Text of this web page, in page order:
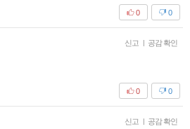
0
0
신고 | 공감 확인
0
0
신고 | 공감 확인